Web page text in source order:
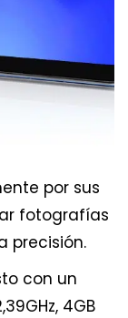
por sus
fotografías
precisión.
con un
4GB